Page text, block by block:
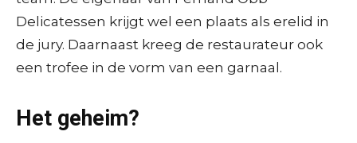
Delicatessen krijgt wel een plaats als erelid in
de jury. Daarnaast kreeg de restaurateur ook
een trofee in de vorm van een garnaal.
Het geheim?